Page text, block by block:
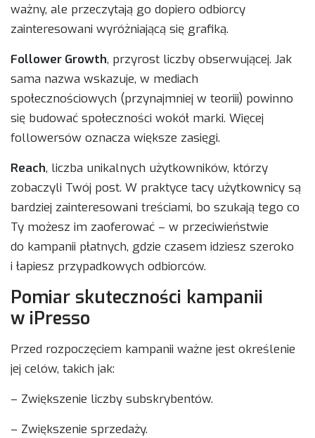
ważny, ale przeczytają go dopiero odbiorcy
zainteresowani wyróżniającą się grafiką.
Follower Growth, przyrost liczby obserwującej. Jak
sama nazwa wskazuje, w mediach
społecznościowych (przynajmniej w teoriii) powinno
się budować społeczności wokół marki. Więcej
followersów oznacza większe zasięgi.
Reach, liczba unikalnych użytkowników, którzy
zobaczyli Twój post. W praktyce tacy użytkownicy są
bardziej zainteresowani treściami, bo szukają tego co
Ty możesz im zaoferować – w przeciwieństwie
do kampanii płatnych, gdzie czasem idziesz szeroko
i łapiesz przypadkowych odbiorców.
Pomiar skuteczności kampanii
w iPresso
Przed rozpoczęciem kampanii ważne jest określenie
jej celów, takich jak:
– Zwiększenie liczby subskrybentów.
– Zwiększenie sprzedaży.